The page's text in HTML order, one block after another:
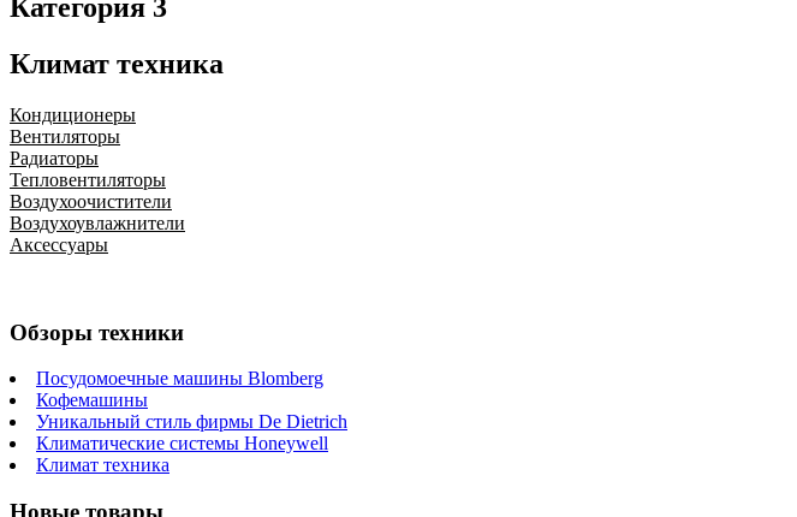
Категория 3
Климат техника
Кондиционеры
Вентиляторы
Радиаторы
Тепловентиляторы
Воздухоочистители
Воздухоувлажнители
Аксессуары
Обзоры техники
Посудомоечные машины Blomberg
Кофемашины
Уникальный стиль фирмы De Dietrich
Климатические системы Honeywell
Климат техника
Новые товары